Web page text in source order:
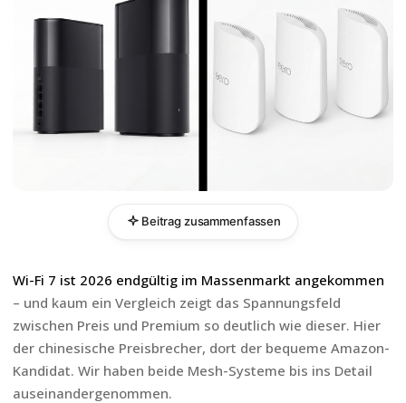
Beitrag zusammenfassen
Wi-Fi 7 ist 2026 endgültig im Massenmarkt angekommen
– und kaum ein Vergleich zeigt das Spannungsfeld
zwischen Preis und Premium so deutlich wie dieser. Hier
der chinesische Preisbrecher, dort der bequeme Amazon-
Kandidat. Wir haben beide Mesh-Systeme bis ins Detail
auseinandergenommen.